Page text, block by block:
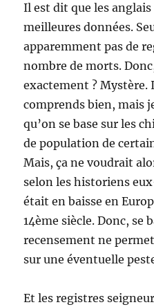
Il est dit que les
meilleures données.
apparemment pas de
nombre de morts.
exactement ? Mystère.
comprends bien, mais
qu’on se base sur les
de population de
Mais, ça ne voudrait
selon les historiens
était en baisse en
14ème siècle. Donc, se
recensement ne
sur une éventuelle
Et les registres